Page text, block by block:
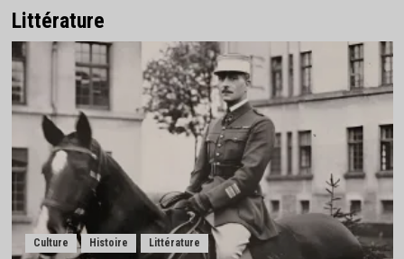
Littérature
Culture Histoire Littérature